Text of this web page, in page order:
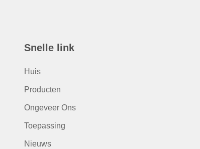
Snelle link
Huis
Producten
Ongeveer Ons
Toepassing
Nieuws